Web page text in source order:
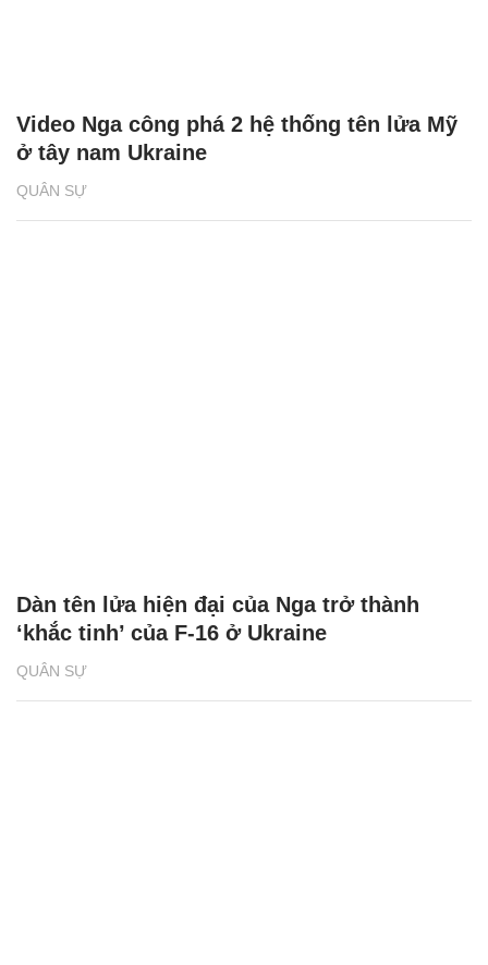
QUÂN SỰ
Video Nga công phá 2 hệ thống tên lửa Mỹ
ở tây nam Ukraine
QUÂN SỰ
Dàn tên lửa hiện đại của Nga trở thành
‘khắc tinh’ của F-16 ở Ukraine